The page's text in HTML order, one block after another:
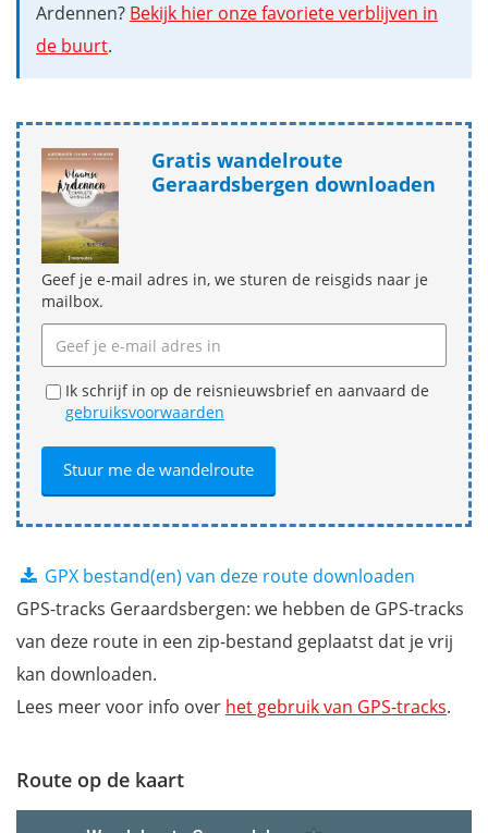
Ardennen? Bekijk hier onze favoriete verblijven in
de buurt.
Gratis wandelroute
Geraardsbergen downloaden
Geef je e-mail adres in, we sturen de reisgids naar je
mailbox.
Ik schrijf in op de reisnieuwsbrief en aanvaard de
gebruiksvoorwaarden
GPX bestand(en) van deze route downloaden
GPS-tracks Geraardsbergen: we hebben de GPS-tracks
van deze route in een zip-bestand geplaatst dat je vrij
kan downloaden.
Lees meer voor info over het gebruik van GPS-tracks.
Route op de kaart